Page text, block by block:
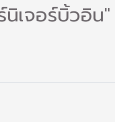
เจอร์บิ้วอิน"